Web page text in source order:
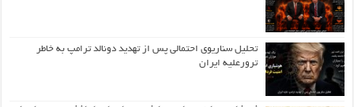
تحلیل سناریوی احتمالی پس از تهدید دونالد ترامپ به خاطر
ترورعلیه ایران